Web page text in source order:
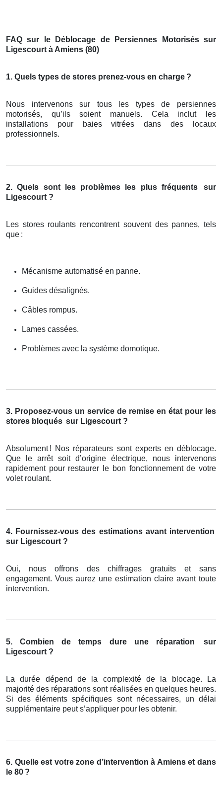
FAQ sur le Déblocage de Persiennes Motorisés sur
Ligescourt à Amiens (80)
1. Quels types de stores prenez-vous en charge ?
Nous intervenons sur tous les types de persiennes
motorisés, qu’ils soient manuels. Cela inclut les
installations pour baies vitrées dans des locaux
professionnels.
2. Quels sont les problèmes les plus fréquents
sur
Ligescourt ?
Les stores roulants rencontrent souvent des pannes, tels
que :
Mécanisme automatisé en panne.
Guides désalignés.
Câbles rompus.
Lames cassées.
Problèmes avec la système domotique.
3. Proposez-vous un service de remise en état pour les
stores bloqués sur Ligescourt ?
Absolument ! Nos réparateurs sont experts en déblocage.
Que le arrêt soit d’origine é lectrique, nous intervenons
rapidement pour restaurer le bon fonctionnement de votre
volet roulant.
4. Fournissez-vous des estimations avant intervention
sur Ligescourt ?
Oui, nous offrons des chiffrages gratuits et sans
engagement. Vous aurez une estimation claire avant toute
intervention.
5. Combien de temps dure une réparation
sur
Ligescourt ?
La durée dépend de la complexité de la blocage. La
majorité des réparations sont réalisées en quelques heures.
Si des éléments spécifiques sont nécessaires, un délai
supplémentaire peut s’appliquer pour les obtenir.
6. Quelle est votre zone d’intervention à Amiens et dans
le 80 ?